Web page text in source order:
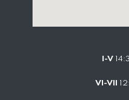
I-V
VI-VII